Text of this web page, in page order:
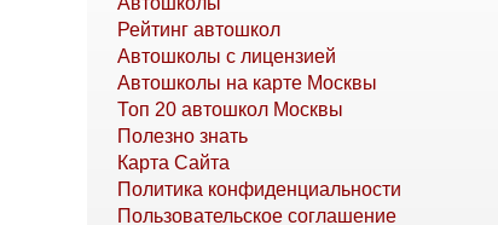
Рейтинг автошкол
Автошколы с лицензией
Автошколы на карте Москвы
Топ 20 автошкол Москвы
Полезно знать
Карта Сайта
Политика конфиденциальности
Пользовательское соглашение